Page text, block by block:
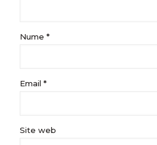
Nume *
Email *
Site web